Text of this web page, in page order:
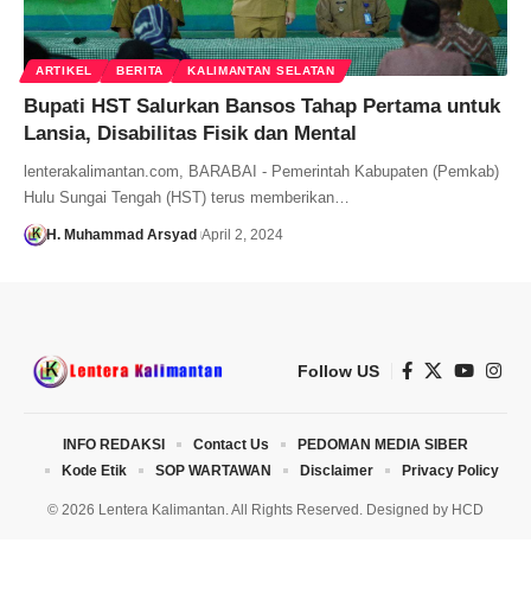
ARTIKEL BERITA KALIMANTAN SELATAN
Bupati HST Salurkan Bansos Tahap Pertama untuk
Lansia, Disabilitas Fisik dan Mental
lenterakalimantan.com, BARABAI - Pemerintah Kabupaten (Pemkab)
Hulu Sungai Tengah (HST) terus memberikan…
H. Muhammad Arsyad April 2, 2024
Follow US
© 2026 Lentera Kalimantan. All Rights Reserved. Designed by HCD
INFO REDAKSI Contact Us
PEDOMAN MEDIA SIBER
Kode Etik
SOP WARTAWAN Disclaimer Privacy Policy